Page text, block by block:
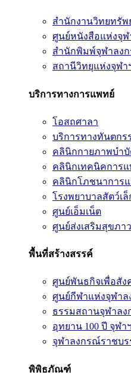
สำนักงานวิทยทรัพ
ศูนย์หนังสือแห่งจุฬ
สำนักพิมพ์จุฬาลง
สถานีวิทยุแห่งจุฬา
บริการทางการแพทย์
โอสถศาลา
บริการทางทันตกร
คลินิกกายภาพบำ
คลินิกเทคนิคการ
คลินิกโภชนาการ
โรงพยาบาลสัตว์เ
ศูนย์เอ็มเน็ต
ศูนย์ส่งเสริมสุขภา
พื้นที่สร้างสรรค์
ศูนย์พันธกิจเพื่อสัง
ศูนย์กีฬาแห่งจุฬา
ธรรมสถานจุฬาล
อุทยาน 100 ปี จุฬาฯ
จุฬาลงกรณ์ราชบ
พิพิธภัณฑ์